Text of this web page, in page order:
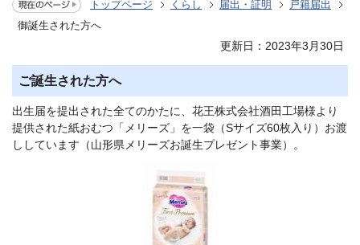
トップページ くらし 届出・証明
戸籍届出
御誕生された方へ
更新日：2023年3月30日
ご誕生された方へ
出生届を提出された全てのかたに、花王株式会社酒田工場様より
提供された紙おむつ「メリーズ」を一袋（Sサイズ60枚入り）お渡
ししています（山形県メリーズお誕生プレゼント事業）。